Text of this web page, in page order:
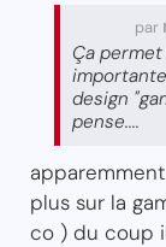
par
Ça
design
pense....
plus sur la
co ) du coup